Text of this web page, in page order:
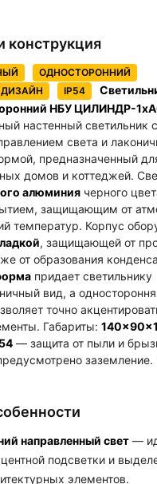
конструкция
ОДНОСТОРОННИЙ
IP54
НБУ ЦИЛИНДР-
настенный светильник с
света и
предназначенный
домов и коттеджей.
алюминия черного
защищающим от
температур. Корпус
, защищающей от
от образования
придает светильнику
вид, а
точно
Габариты:
— защита от пыли и
заземление.
направленный свет —
подсветки и
элементов.